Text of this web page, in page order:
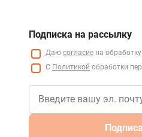
Подписка на рассылку
Даю согласие на
С Политикой обработки